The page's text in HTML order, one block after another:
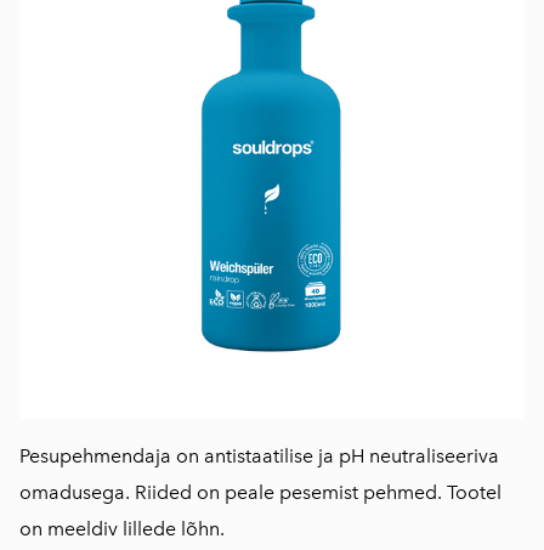
Pesupehmendaja on antistaatilise ja pH neutraliseeriva
omadusega. Riided on peale pesemist pehmed. Tootel
on meeldiv lillede lõhn.